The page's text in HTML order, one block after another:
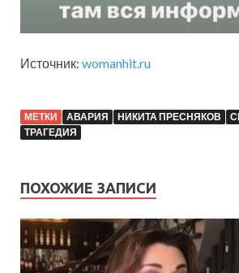
Источник: womanhit.ru
МЕТКИ АВАРИЯ НИКИТА ПРЕСНЯКОВ
ТРАГЕДИЯ
ПОХОЖИЕ ЗАПИСИ